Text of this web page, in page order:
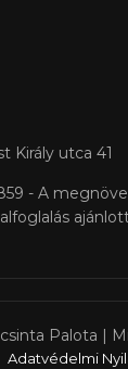
Király utca 41
- A
Palota |
Adatvédelmi